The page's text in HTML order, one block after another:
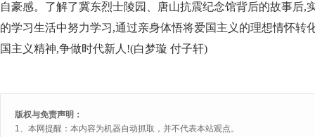
自豪感。了解了冀东烈士陵园、唐山抗震纪念馆背后的故事后,
的学习生活中努力学习,通过亲身体悟将爱国主义的理想情怀转
国主义精神,争做时代新人!(白梦璇 付子轩)
版权与免责声明：
1、本网提醒：本内容为机器自动抓取，并不代表本站观点。